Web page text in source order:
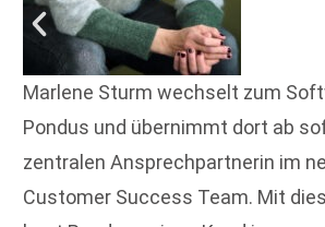
Marlene Sturm wechselt zum
Pondus und übernimmt dort ab
zentralen Ansprechpartnerin im
Customer Success Team. Mit